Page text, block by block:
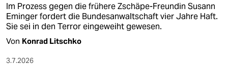
Im Prozess gegen die frühere Zschäpe-Freundin Susann
Eminger fordert die Bundesanwaltschaft vier Jahre Haft.
Sie sei in den Terror eingeweiht gewesen.
Von Konrad Litschko
3.7.2026